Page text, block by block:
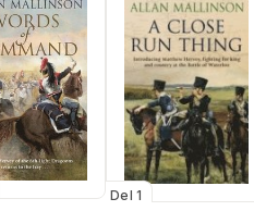
Del 1